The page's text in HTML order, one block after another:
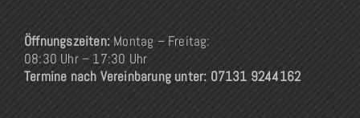
Öffnungszeiten: Montag – Freitag:
08:30 Uhr – 17:30 Uhr
Termine nach Vereinbarung unter: 07131 9244162